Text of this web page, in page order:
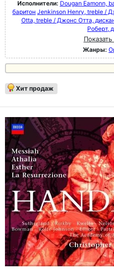
Исполнители: Dougan Eamonn,
баритон Jenkinson Henry, treble /
Otta, treble / Джонс Отта,
Роберт,
Жанры:
Хит продаж